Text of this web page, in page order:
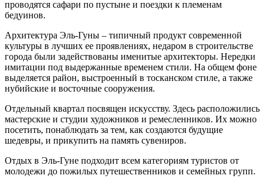
проводятся сафари по пустыне и поездки к племенам
бедуинов.
Архитектура Эль-Гуны – типичный продукт современной
культуры в лучших ее проявлениях, недаром в строительстве
города были задействованы именитые архитекторы. Нередки
имитации под выдержанные временем стили. На общем фоне
выделяется район, выстроенный в тосканском стиле, а также
нубийские и восточные сооружения.
Отдельный квартал посвящен искусству. Здесь расположились
мастерские и студии художников и ремесленников. Их можно
посетить, понаблюдать за тем, как создаются будущие
шедевры, и прикупить на память сувениров.
Отдых в Эль-Гуне подходит всем категориям туристов от
молодежи до пожилых путешественников и семейных групп.